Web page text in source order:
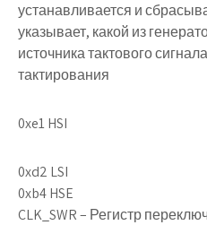
устанавливается и
указывает, какой из
источника тактового
тактирования
0xe1HSI
0xd2 LSI
0xb4 HSE
CLK_SWR– Регистр